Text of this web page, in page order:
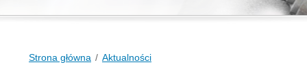
Strona główna Aktualności